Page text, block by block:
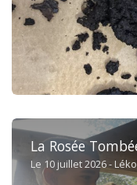
La Rosée
Le 10 juillet 2026 -